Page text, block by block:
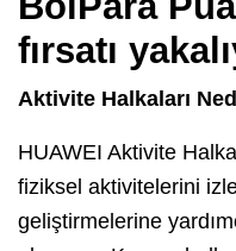
fırsatı
Aktivite Halkaları
HUAWEI Aktivite
fiziksel aktivitelerini
geliştirmelerine